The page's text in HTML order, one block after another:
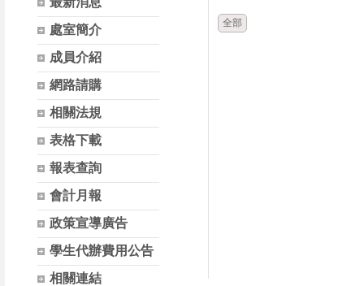
處室簡介
成員介紹
網路請購
相關法規
表格下載
報表查詢
會計月報
政策宣導廣告
學生代辦費用公告
相關連結
全部